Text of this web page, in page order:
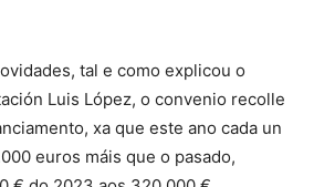
tal e como explicou o
Luis López, o convenio recolle
xa que este ano cada un
euros máis que o pasado,